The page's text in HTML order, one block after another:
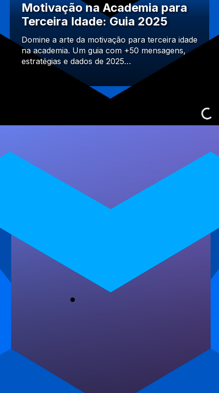
Motivação na Academia para
Terceira Idade: Guia 2025
Domine a arte da motivação para terceira idade
na academia. Um guia com +50 mensagens,
estratégias e dados de 2025…